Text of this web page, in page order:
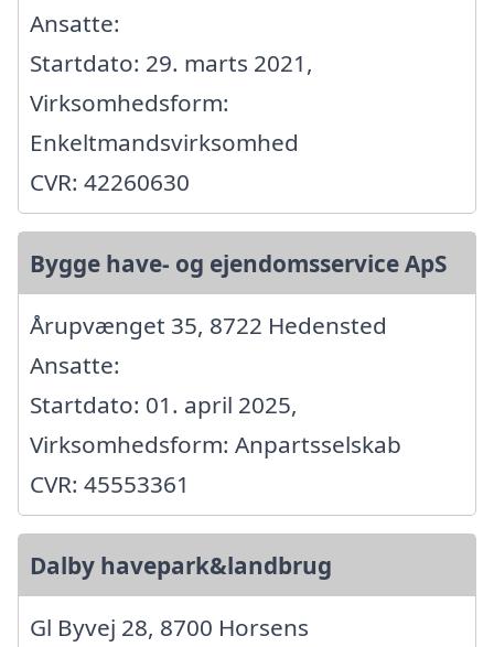
Ansatte:
Startdato: 29. marts 2021,
Virksomhedsform:
Enkeltmandsvirksomhed
CVR: 42260630
Bygge have- og ejendomsservice ApS
Årupvænget 35, 8722 Hedensted
Ansatte:
Startdato: 01. april 2025,
Virksomhedsform: Anpartsselskab
CVR: 45553361
Dalby havepark&landbrug
Gl Byvej 28, 8700 Horsens